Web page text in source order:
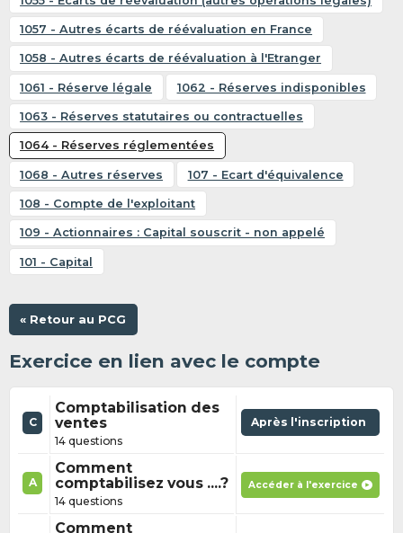
1057 - Autres écarts de réévaluation en France
1058 - Autres écarts de réévaluation à l'Etranger
1061 - Réserve légale 1062 - Réserves indisponibles
1063 - Réserves statutaires ou contractuelles
1064 - Réserves réglementées
1068 - Autres réserves 107 - Ecart d'équivalence
108 - Compte de l'exploitant
109 - Actionnaires : Capital souscrit - non appelé
101 - Capital
« Retour au PCG
Exercice en lien avec le compte
C
Comptabilisation des
ventes
14 questions
Après l'inscription
A
Comment
comptabilisez vous ....?
14 questions
Accéder à l'exercice
Comment